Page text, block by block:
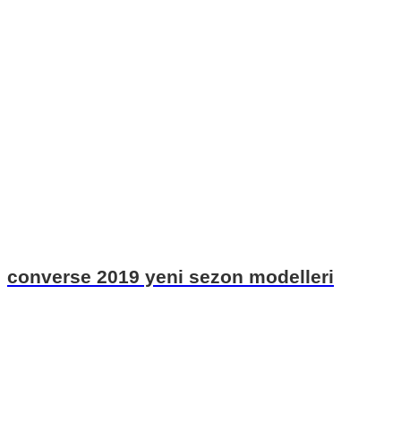
converse 2019 yeni sezon modelleri